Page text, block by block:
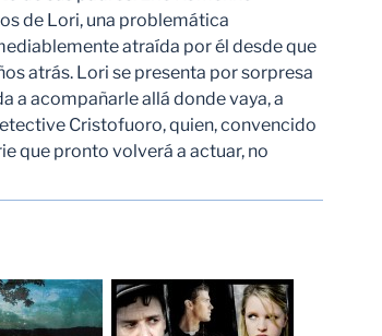
de Lori, una problemática
atraída por él desde que
atrás. Lori se presenta por sorpresa
a acompañarle allá donde vaya, a
Cristofuoro, quien, convencido
que pronto volverá a actuar, no